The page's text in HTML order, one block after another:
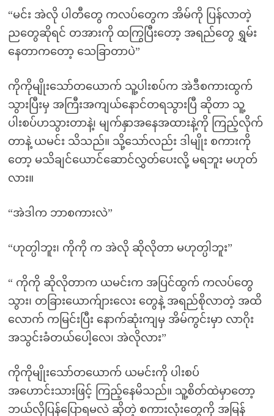
“မင်း အဲလို ပါတီတွေ ကလပ်တွေက အိမ်ကို ပြန်လာတဲ့
ညတွေဆိုရင် တအားကို ထကြွပြီးတော့ အရည်တွေ ရွှမ်း
နေတာကတော့ သေခြာတာပဲ”
ကိုကိုမျိုးသော်တယောက် သူ့ပါးစပ်က အဲဒီစကားထွက်
သွားပြီးမှ အကြီးအကျယ်နောင်တရသွားပြီ ဆိုတာ သူ့
ပါးစပ်ဟသွားတာနဲ့၊ မျက်နှာအနေအထားနဲ့ကို ကြည့်လိုက်
တာနဲ့ ယမင်း သိသည်။ သို့သော်လည်း ဒါမျိုး စကားကို
တော့ မသိချင်ယောင်ဆောင်လွှတ်ပေးလို့ မရဘူး မဟုတ်
လား။
“အဲဒါက ဘာစကားလဲ”
“ဟုတ္ပါဘူး၊ ကိုကို က အဲလို ဆိုလိုတာ မဟုတ္ပါဘူး”
“ ကိုကို ဆိုလိုတာက ယမင်းက အပြင်ထွက် ကလပ်တွေ
သွား၊ တခြားယောက်ျားလေး တွေနဲ့ အရည်စိုလာတဲ့ အထိ
လောက် ကမြင်းပြီး နောက်ဆုံးကျမှ အိမ်ကွင်းမှာ လာဂိုး
အသွင်းခံတယ်ပေါ့လေ၊ အဲလိုလား”
ကိုကိုမျိုးသော်တယောက် ယမင်းကို ပါးစပ်
အဟောင်းသားဖြင့် ကြည့်နေမိသည်။ သူ့စိတ်ထဲမှာတော့
ဘယ်လိုပြန်ပြောရမလဲ ဆိုတဲ့ စကားလုံးတွေကို အမြန်